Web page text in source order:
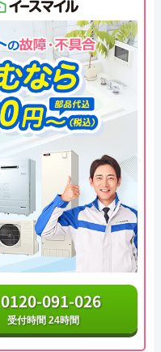
0120-091-026
受付時間 24時間